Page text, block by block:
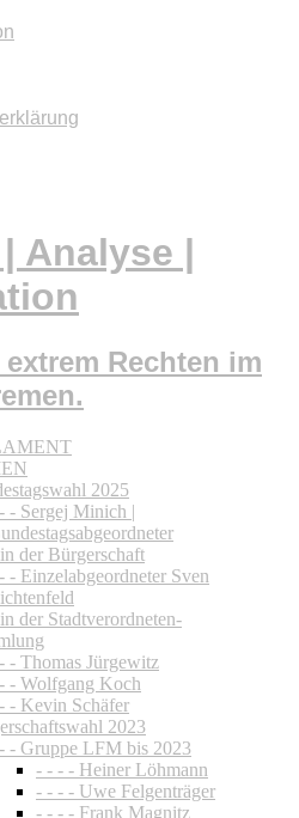
Analyse |
Rechten im
2025
- Sergej Minich |
der Bürgerschaft
- Einzelabgeordneter Sven
der Stadtverordneten-
- Thomas Jürgewitz
- Wolfgang Koch
- Kevin Schäfer
2023
- Gruppe LFM bis 2023
- - - - Heiner Löhmann
- - - - Uwe Felgenträger
- - - - Frank Magnitz